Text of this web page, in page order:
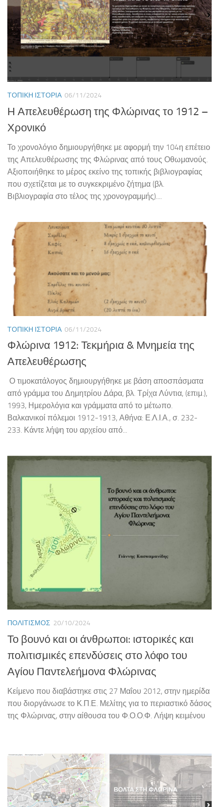
ΤΟΠΙΚΉ ΙΣΤΟΡΊΑ 06/11/2024
Η Απελευθέρωση της Φλώρινας το 1912 –
Χρονικό
Το χρονολόγιο δημιουργήθηκε με αφορμή την 104η επέτειο
της Απελευθέρωσης της Φλώρινας από τους Οθωμανούς.
Αξιοποιήθηκε το μέρος εκείνο της τοπικής βιβλιογραφίας
που σχετίζεται με το συγκεκριμένο ζήτημα (βλ.
Βιβλιογραφία στο τέλος της χρονογραμμής)....
ΤΟΠΙΚΉ ΙΣΤΟΡΊΑ 06/11/2024
Φλώρινα 1912: Τεκμήρια & Μνημεία της
Απελευθέρωσης
Ο τιμοκατάλογος δημιουργήθηκε με βάση αποσπάσματα
από γράμμα του Δημητρίου Δάρα, βλ. Τρίχα Λύντια, (επιμ.),
1993, Ημερολόγια και γράμματα από το μέτωπο.
Βαλκανικοί πόλεμοι 1912-1913, Αθήνα: Ε.Λ.Ι.Α., σ. 232-
233. Κάντε λήψη του αρχείου από...
ΠΟΛΙΤΙΣΜΌΣ 20/10/2024
Το βουνό και οι άνθρωποι: ιστορικές και
πολιτισμικές επενδύσεις στο λόφο του
Αγίου Παντελεήμονα Φλώρινας
Κείμενο που διαβάστηκε στις 27 Μαΐου 2012, στην ημερίδα
που διοργάνωσε το Κ.Π.Ε. Μελίτης για το περιαστικό δάσος
της Φλώρινας, στην αίθουσα του Φ.Ο.Ο.Φ. Λήψη κειμένου